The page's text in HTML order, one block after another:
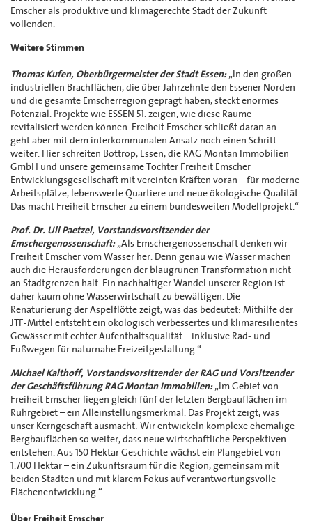
Emscher als produktive und klimagerechte Stadt der Zukunft
vollenden.
Weitere Stimmen
Thomas Kufen, Oberbürgermeister der Stadt Essen: „In den großen
industriellen Brachflächen, die über Jahrzehnte den Essener Norden
und die gesamte Emscherregion geprägt haben, steckt enormes
Potenzial. Projekte wie ESSEN 51. zeigen, wie diese Räume
revitalisiert werden können. Freiheit Emscher schließt daran an –
geht aber mit dem interkommunalen Ansatz noch einen Schritt
weiter. Hier schreiten Bottrop, Essen, die RAG Montan Immobilien
GmbH und unsere gemeinsame Tochter Freiheit Emscher
Entwicklungsgesellschaft mit vereinten Kräften voran – für moderne
Arbeitsplätze, lebenswerte Quartiere und neue ökologische Qualität.
Das macht Freiheit Emscher zu einem bundesweiten Modellprojekt.“
Prof. Dr. Uli Paetzel, Vorstandsvorsitzender der
Emschergenossenschaft:„Als Emschergenossenschaft denken wir
Freiheit Emscher vom Wasser her. Denn genau wie Wasser machen
auch die Herausforderungen der blaugrünen Transformation nicht
an Stadtgrenzen halt. Ein nachhaltiger Wandel unserer Region ist
daher kaum ohne Wasserwirtschaft zu bewältigen. Die
Renaturierung der Aspelflötte zeigt, was das bedeutet: Mithilfe der
JTF-Mittel entsteht ein ökologisch verbessertes und klimaresilientes
Gewässer mit echter Aufenthaltsqualität – inklusive Rad- und
Fußwegen für naturnahe Freizeitgestaltung.“
Michael Kalthoff, Vorstandsvorsitzender der RAG und Vorsitzender
der Geschäftsführung RAG Montan Immobilien: „Im Gebiet von
Freiheit Emscher liegen gleich fünf der letzten Bergbauflächen im
Ruhrgebiet – ein Alleinstellungsmerkmal. Das Projekt zeigt, was
unser Kerngeschäft ausmacht: Wir entwickeln komplexe ehemalige
Bergbauflächen so weiter, dass neue wirtschaftliche Perspektiven
entstehen. Aus 150 Hektar Geschichte wächst ein Plangebiet von
1.700 Hektar – ein Zukunftsraum für die Region, gemeinsam mit
beiden Städten und mit klarem Fokus auf verantwortungsvolle
Flächenentwicklung.“